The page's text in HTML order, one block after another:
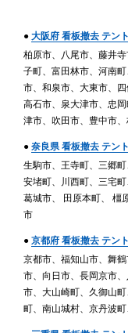
● 大阪府 看板撤去 テン
柏原市、八尾市、藤井
子町、富田林市、河南
市、和泉市、大東市、
高石市、泉大津市、忠
津市、吹田市、豊中市
● 奈良県 看板撤去 テン
生駒市、王寺町、三郷
安堵町、川西町、三宅
葛城市、 田原本町、 橿
市
● 京都府 看板撤去 テン
京都市、福知山市、舞
市、向日市、長岡京市
市、大山崎町、久御山
町、南山城村、京丹波